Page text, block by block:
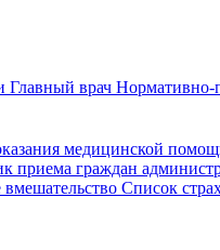
Главный врач Нормативно-
медицинской
приема граждан
Список